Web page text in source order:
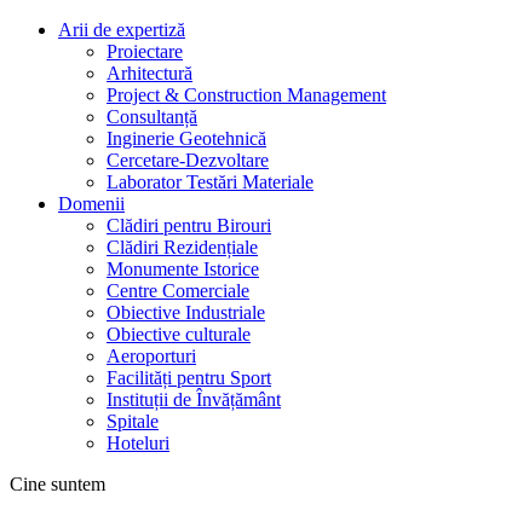
Arii de expertiză
Proiectare
Arhitectură
Project & Construction Management
Consultanță
Inginerie Geotehnică
Cercetare-Dezvoltare
Laborator Testări Materiale
Domenii
Clădiri pentru Birouri
Clădiri Rezidențiale
Monumente Istorice
Centre Comerciale
Obiective Industriale
Obiective culturale
Aeroporturi
Facilități pentru Sport
Instituții de Învățământ
Spitale
Hoteluri
Cine suntem